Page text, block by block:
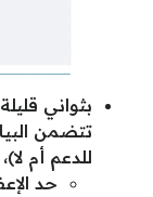
بثواني
تتضمن
للدعم أم
حد